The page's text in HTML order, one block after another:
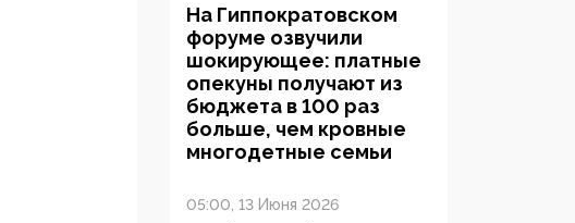
На Гиппократовском
форуме озвучили
шокирующее: платные
опекуны получают из
бюджета в 100 раз
больше, чем кровные
многодетные семьи
05:00, 13 Июня 2026